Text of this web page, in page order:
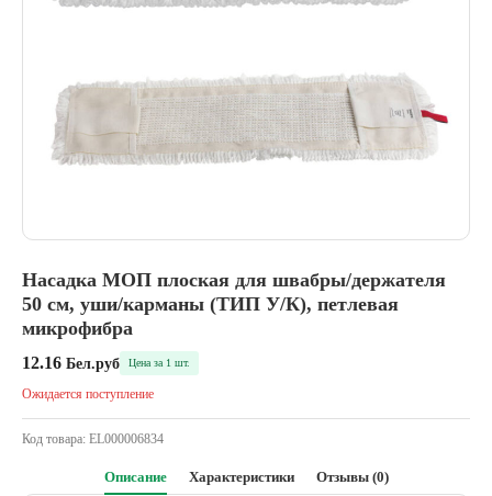
Насадка МОП плоская для швабры/держателя
50 см, уши/карманы (ТИП У/К), петлевая
микрофибра
12.16 Бел.руб Цена за 1 шт.
Ожидается поступление
Код товара: EL000006834
Описание Характеристики Отзывы (0)